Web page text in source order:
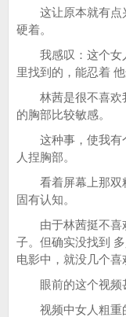
这让原本就有点
硬着。
我感叹：这个女
里找到的，能忍着 他
林茜是很不喜欢
的胸部比较敏感。
这种事，使我有个
人捏胸部。
看着屏幕上那双
固有认知。
由于林茜挺不喜
子。但确实没找到
电影中，就没几个喜
眼前的这个视频甚
视频中女人粗重